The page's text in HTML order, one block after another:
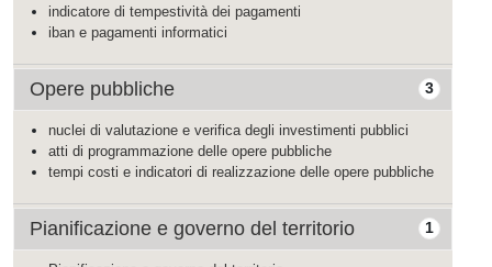
indicatore di tempestività dei pagamenti
iban e pagamenti informatici
3
Opere pubbliche
nuclei di valutazione e verifica degli investimenti pubblici
atti di programmazione delle opere pubbliche
tempi costi e indicatori di realizzazione delle opere pubbliche
1
Pianificazione e governo del territorio